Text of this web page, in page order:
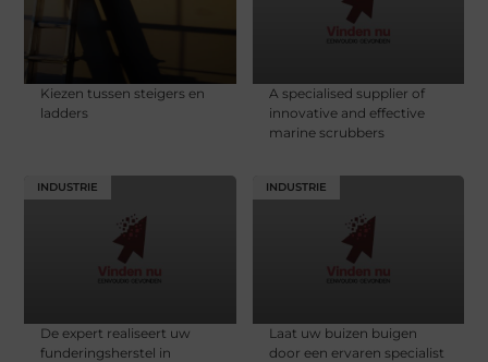
Kiezen tussen steigers en
ladders
A specialised supplier of
innovative and effective
marine scrubbers
INDUSTRIE
De expert realiseert uw
funderingsherstel in
INDUSTRIE
Laat uw buizen buigen
door een ervaren specialist